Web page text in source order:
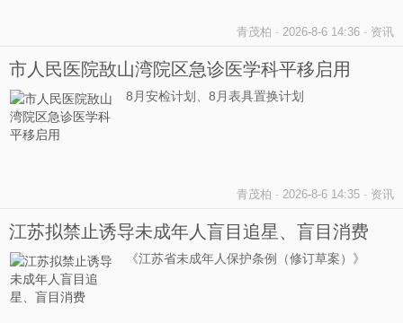
青茂柏 - 2026-8-6 14:36 - 资讯
市人民医院敔山湾院区急诊医学科平移启用
8月安检计划、8月表具置换计划
青茂柏 - 2026-8-6 14:35 - 资讯
江苏拟禁止诱导未成年人盲目追星、盲目消费
《江苏省未成年人保护条例（修订草案）》